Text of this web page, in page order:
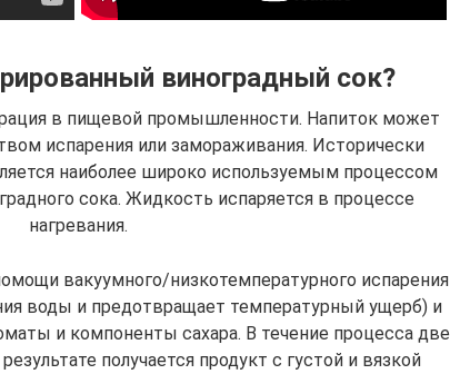
виноградный сок?
в пищевой промышленности. Напиток может
испарения или замораживания. Исторически
наиболее широко используемым процессом
сока. Жидкость испаряется в процессе
нагревания.
вакуумного/низкотемпературного испарения
воды и предотвращает температурный ущерб) и
и компоненты сахара. В течение процесса две
получается продукт с густой и вязкой